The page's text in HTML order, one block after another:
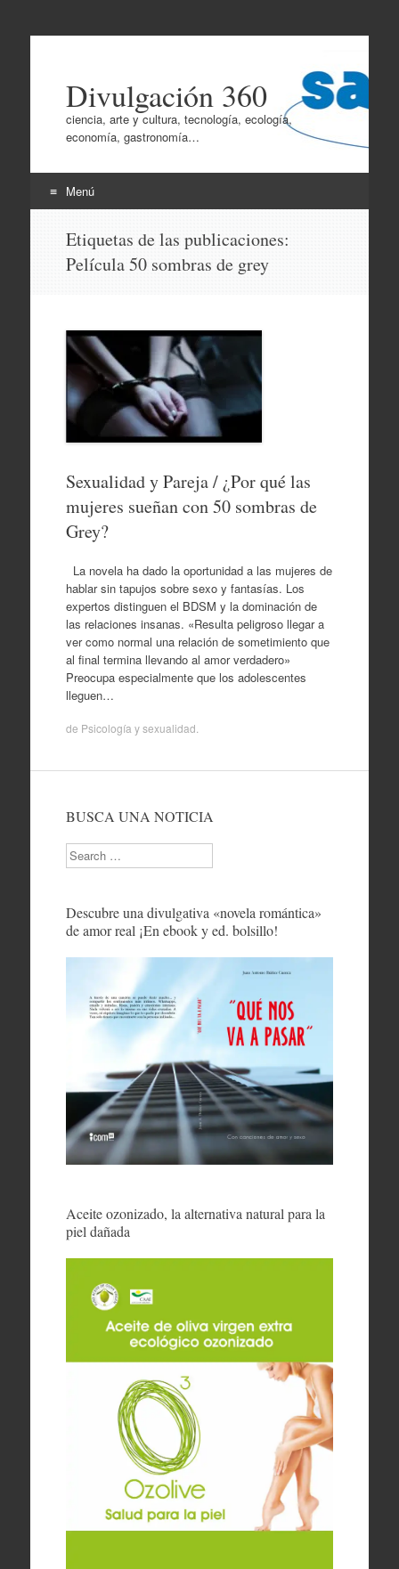
Divulgación 360
ciencia, arte y cultura, tecnología, ecología,
economía, gastronomía…
Menú
contenido
Etiquetas de las publicaciones:
Película 50 sombras de grey
Sexualidad y Pareja / ¿Por qué las
mujeres sueñan con 50 sombras de
Grey?
La novela ha dado la oportunidad a las mujeres de
hablar sin tapujos sobre sexo y fantasías. Los
expertos distinguen el BDSM y la dominación de
las relaciones insanas. «Resulta peligroso llegar a
ver como normal una relación de sometimiento que
al final termina llevando al amor verdadero»
Preocupa especialmente que los adolescentes
lleguen…
de Psicología y sexualidad
BUSCA UNA NOTICIA
Search
Descubre una divulgativa «novela romántica»
de amor real ¡En ebook y ed. bolsillo!
Aceite ozonizado, la alternativa natural para la
piel dañada